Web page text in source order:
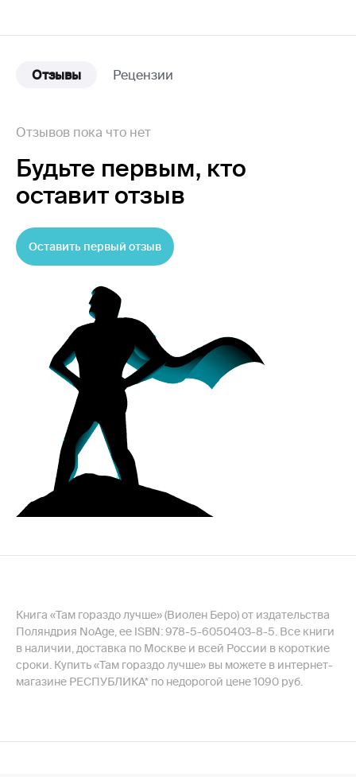
Отзывы Рецензии
Отзывов пока что нет
Будьте первым, кто
оставит отзыв
Оставить первый отзыв
Книга «Там гораздо лучше» (Виолен Беро) от издательства
Поляндрия NoAge, ее ISBN: 978-5-6050403-8-5. Все книги
в наличии, доставка по Москве и всей России в короткие
сроки. Купить «Там гораздо лучше» вы можете в интернет-
магазине РЕСПУБЛИКА* по недорогой цене 1090 руб.